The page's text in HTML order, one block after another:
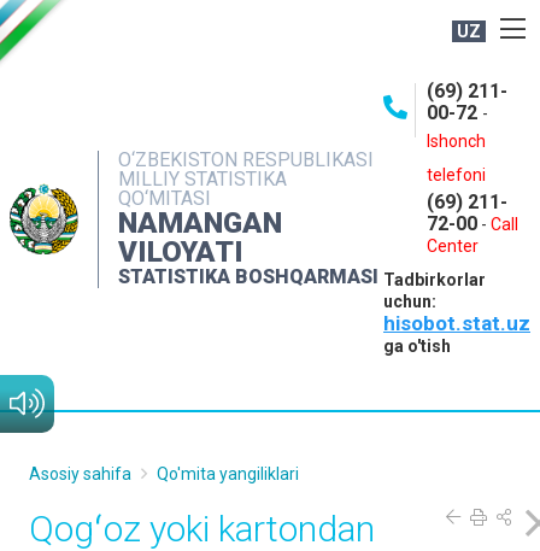
UZ
O‘ZBEKISTON RESPUBLIKASI
MILLIY STATISTIKA
QO‘MITASI
NAMANGAN
VILOYATI
STATISTIKA BOSHQARMASI
(69) 211-
00-72 -
Ishonch
telefoni
(69) 211-
72-00 - Call
Center
Tadbirkorlar
uchun:
hisobot.stat.uz
ga o'tish
NASHRLAR
INTERAKTIV XIZMATLAR
MATBUOT XIZMATI
MUROJAATLAR
Asosiy sahifa Qo'mita yangiliklari
Qogʻoz yoki kartondan